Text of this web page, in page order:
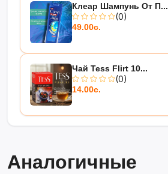
Клеар Шампунь От П...
(0)
49.00с.
Чай Tess Flirt 10...
(0)
14.00с.
Аналогичные